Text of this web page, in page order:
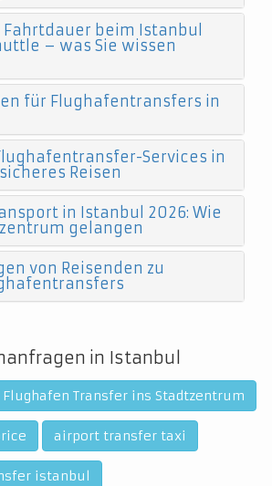
beim Istanbul
– was Sie wissen
für Flughafentransfers in
Services in
Reisen
in Istanbul 2026: Wie
gelangen
von Reisenden zu
in Istanbul
Flughafen Transfer ins Stadtzentrum
airport transfer taxi
istanbul